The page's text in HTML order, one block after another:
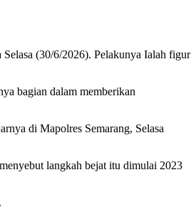
Selasa (30/6/2026). Pelakunya Ialah figur
bagian dalam memberikan
di Mapolres Semarang, Selasa
langkah bejat itu dimulai 2023